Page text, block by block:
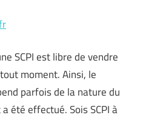
SCPI est libre de vendre
moment. Ainsi, le
parfois de la nature du
été effectué. Sois SCPI à